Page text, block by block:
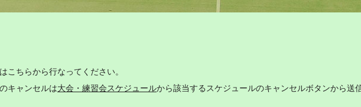
こちらから行なってください。
キャンセルは大会・練習会スケジュールから該当するスケジュールのキャンセルボタンから送